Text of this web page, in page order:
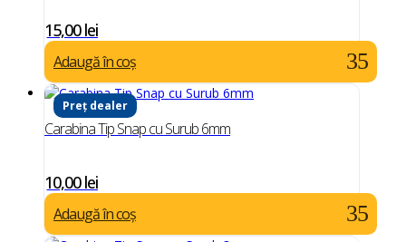
15,00lei
Adaugă în coș
Preț dealer
Carabina Tip Snap cu Surub 6mm
10,00lei
Adaugă în coș